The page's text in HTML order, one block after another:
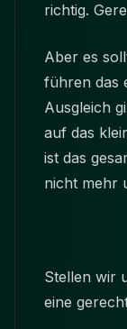
richtig.
Aber es
führen das
Ausgleich
auf das
ist das
nicht mehr
Stellen wir
eine